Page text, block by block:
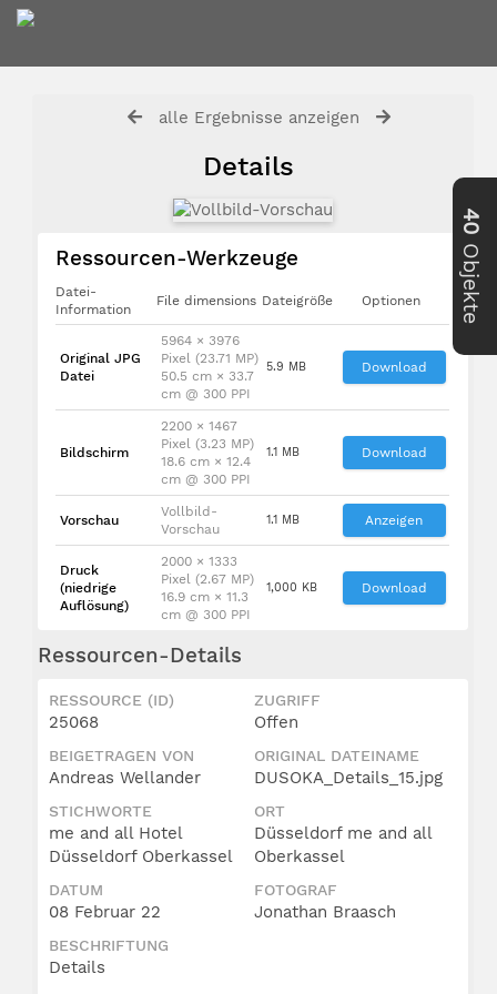
alle Ergebnisse anzeigen
Details
Ressourcen-Werkzeuge
Datei-
Information
File dimensions Dateigröße Optionen
Original JPG
Datei
5964 × 3976
Pixel (23.71 MP)
50.5 cm × 33.7
cm @ 300 PPI
5.9 MB Download
Bildschirm
2200 × 1467
Pixel (3.23 MP)
18.6 cm × 12.4
cm @ 300 PPI
1.1 MB Download
Vorschau
Vollbild-
Vorschau
1.1 MB Anzeigen
Druck
(niedrige
Auflösung)
2000 × 1333
Pixel (2.67 MP)
16.9 cm × 11.3
cm @ 300 PPI
1,000 KB Download
Ressourcen-Details
RESSOURCE (ID)
25068
ZUGRIFF
Offen
BEIGETRAGEN VON
Andreas Wellander
ORIGINAL DATEINAME
DUSOKA_Details_15.jpg
STICHWORTE
me and all Hotel
Düsseldorf Oberkassel
ORT
Düsseldorf me and all
Oberkassel
DATUM
08 Februar 22
FOTOGRAF
Jonathan Braasch
BESCHRIFTUNG
Details
40
Objekte